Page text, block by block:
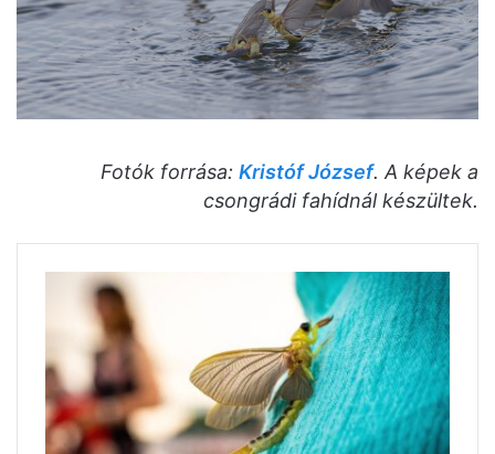
Fotók forrása: Kristóf József. A képek a
csongrádi fahídnál készültek.